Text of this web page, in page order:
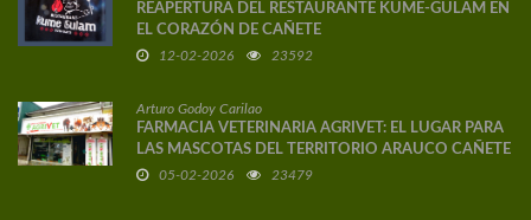
REAPERTURA DEL RESTAURANTE KUME-GULAM EN
EL CORAZÓN DE CAÑETE
12-02-2026 23592
Arturo Godoy Carilao
FARMACIA VETERINARIA AGRIVET: EL LUGAR PARA
LAS MASCOTAS DEL TERRITORIO ARAUCO CAÑETE
05-02-2026 23479